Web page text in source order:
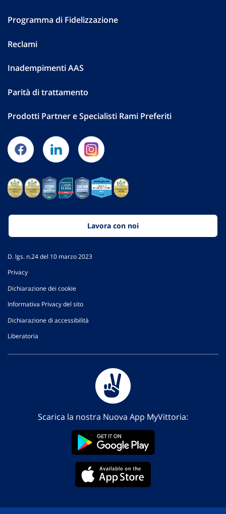
Programma di Fidelizzazione
Reclami
Inadempimenti AAS
Parità di trattamento
Prodotti Partner e Specialisti Rami Preferiti
Lavora con noi
D. lgs. n.24 del 10 marzo 2023
Privacy
Dichiarazione dei cookie
Informativa Privacy del sito
Dichiarazione di accessibilità
Liberatoria
Scarica la nostra Nuova App MyVittoria: